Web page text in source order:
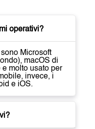
operativi?
Microsoft
macOS di
molto usato per
invece, i
e iOS.